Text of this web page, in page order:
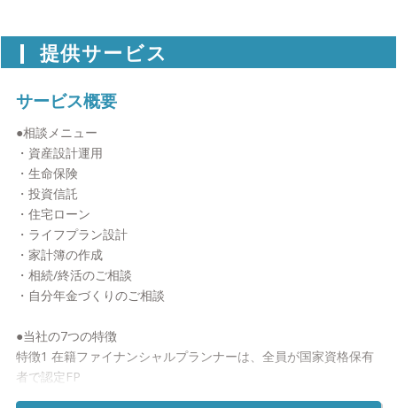
提供サービス
サービス概要
●相談メニュー
・資産設計運用
・生命保険
・投資信託
・住宅ローン
・ライフプラン設計
・家計簿の作成
・相続/終活のご相談
・自分年金づくりのご相談
●当社の7つの特徴
特徴1 在籍ファイナンシャルプランナーは、全員が国家資格保有
者で認定FP
在籍しているファイナンシャルプランナーは、全員が様々な国家